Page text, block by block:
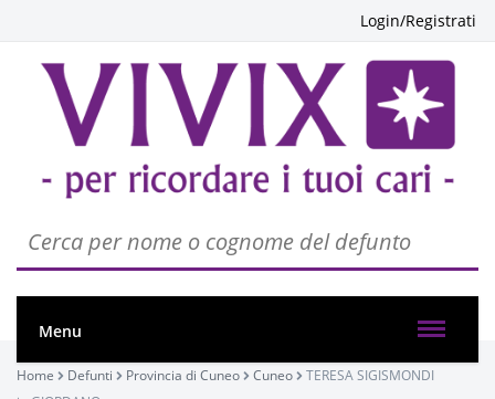
Login/Registrati
Menu
Home Defunti Provincia di Cuneo Cuneo
TERESA SIGISMONDI